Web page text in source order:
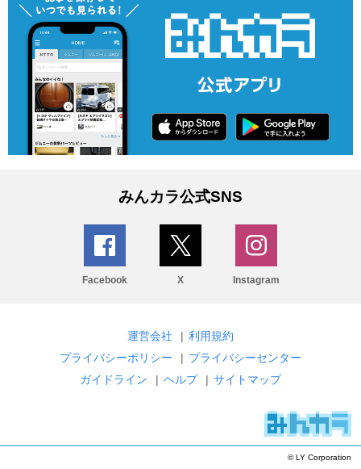
みんカラ公式SNS
Facebook X Instagram
運営会社 | 利用規約
プライバシーポリシー
| プライバシーセンター
ガイドライン
| ヘルプ | サイトマップ
© LY Corporation